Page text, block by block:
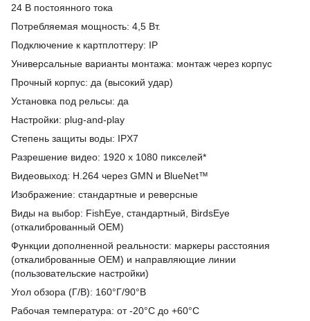
24 В постоянного тока
Потребляемая мощность: 4,5 Вт.
Подключение к картплоттеру: IP
Универсальные варианты монтажа: монтаж через корпус
Прочный корпус: да (высокий удар)
Установка под рельсы: да
Настройки: plug-and-play
Степень защиты воды: IPX7
Разрешение видео: 1920 x 1080 пикселей*
Видеовыход: H.264 через GMN и BlueNet™
Изображение: стандартные и реверсные
Виды на выбор: FishEye, стандартный, BirdsEye
(откалиброванный OEM)
Функции дополненной реальности: маркеры расстояния
(откалиброванные OEM) и направляющие линии
(пользовательские настройки)
Угол обзора (Г/В): 160°Г/90°В
Рабочая температура: от -20°C до +60°C